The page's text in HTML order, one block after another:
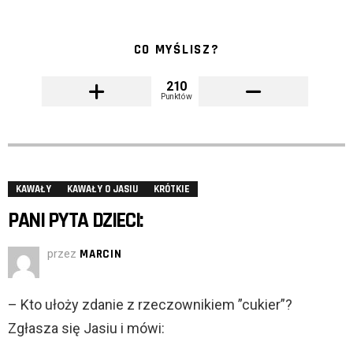
CO MYŚLISZ?
210
Punktów
KAWAŁY KAWAŁY O JASIU KRÓTKIE
PANI PYTA DZIECI:
przez MARCIN
– Kto ułoży zdanie z rzeczownikiem ”cukier”?
Zgłasza się Jasiu i mówi: